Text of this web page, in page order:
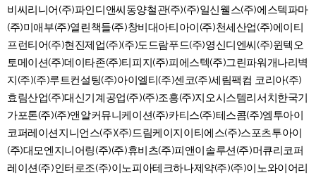
비씨리니어(주)파인디앤씨동양철관(주)(주)일신웰스(주)에스텍파마
(주)미애부(주)열린책들(주)창비대아티아이(주)천세산업(주)에이티
프런티어(주)현진제업(주)(주)도드람푸드(주)영신디엔씨(주)윈텍오
토메이션(주)데이타존(주)티피지(주)피에스텍(주)그린파워개나리벽
지(주)(주)루트컨설팅(주)아이엘티(주)센코(주)세림팩컴 코리아(주)
효림산업(주)대신기계공업(주)(주)조흥(주)지오시스템리서치한국기
가포톤(주)(주)앤알커뮤니케이션(주)카티스(주)테스콤(주)엠투아이
코퍼레이션지니언스(주)(주)드림케이지이티에스(주)스포츠투아이
(주)대모엔지니어링(주)(주)휴비츠(주)피앤이솔루션(주)머큐리코퍼
레이션(주)인터로조(주)이노피아테크하나제약(주)(주)이노와이어리